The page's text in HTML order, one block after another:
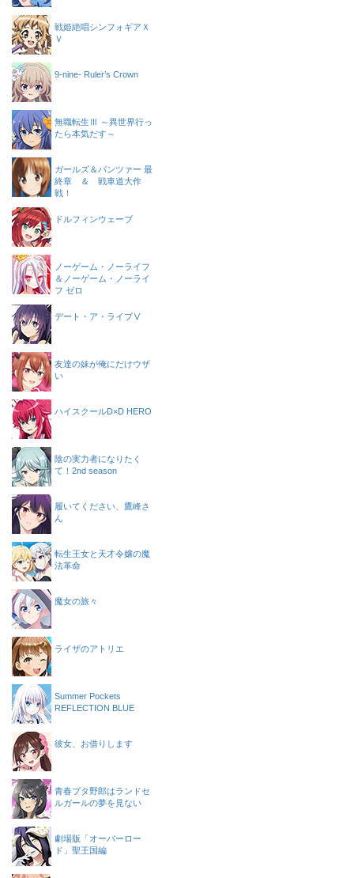
戦姫絶唱シンフォギアＸ
Ｖ
9-nine- Ruler’s Crown
無職転生Ⅲ ～異世界行っ
たら本気だす～
ガールズ＆パンツァー 最
終章 ＆ 戦車道大作
戦！
ドルフィンウェーブ
ノーゲーム・ノーライフ
＆ノーゲーム・ノーライ
フ ゼロ
デート・ア・ライブⅤ
友達の妹が俺にだけウザ
い
ハイスクールD×D HERO
陰の実力者になりたく
て！2nd season
履いてください、鷹峰さ
ん
転生王女と天才令嬢の魔
法革命
魔女の旅々
ライザのアトリエ
Summer Pockets
REFLECTION BLUE
彼女、お借りします
青春ブタ野郎はランドセ
ルガールの夢を見ない
劇場版「オーバーロー
ド」聖王国編